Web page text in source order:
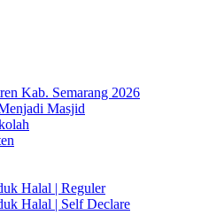
Kab. Semarang 2026
Masjid
Halal | Reguler
Halal | Self Declare